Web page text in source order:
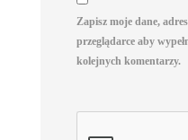
Zapisz moje dane,
przeglądarce aby
kolejnych komentarzy.